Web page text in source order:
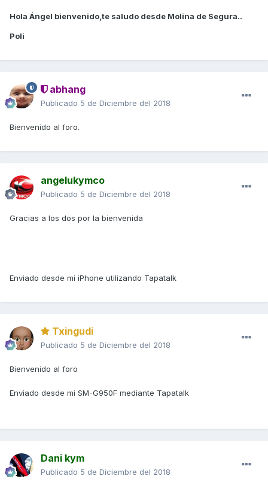
Hola Ángel bienvenido,te saludo desde Molina de Segura..
Poli
abhang
Publicado 5 de Diciembre del 2018
Bienvenido al foro.
angelukymco
Publicado 5 de Diciembre del 2018
Gracias a los dos por la bienvenida
Enviado desde mi iPhone utilizando Tapatalk
Txingudi
Publicado 5 de Diciembre del 2018
Bienvenido al foro
Enviado desde mi SM-G950F mediante Tapatalk
Dani kym
Publicado 5 de Diciembre del 2018